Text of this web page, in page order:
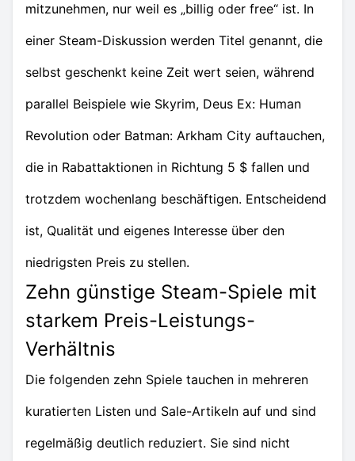
mitzunehmen, nur weil es „billig oder free“ ist. In
einer Steam-Diskussion werden Titel genannt, die
selbst geschenkt keine Zeit wert seien, während
parallel Beispiele wie Skyrim, Deus Ex: Human
Revolution oder Batman: Arkham City auftauchen,
die in Rabattaktionen in Richtung 5 $ fallen und
trotzdem wochenlang beschäftigen. Entscheidend
ist, Qualität und eigenes Interesse über den
niedrigsten Preis zu stellen.
Zehn günstige Steam-Spiele mit
starkem Preis-Leistungs-
Verhältnis
Die folgenden zehn Spiele tauchen in mehreren
kuratierten Listen und Sale-Artikeln auf und sind
regelmäßig deutlich reduziert. Sie sind nicht